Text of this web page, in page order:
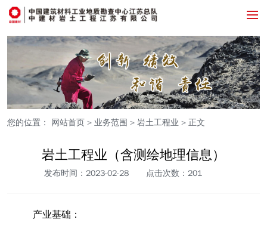
您的位置： 网站首页 > 业务范围 > 岩土工程业 > 正文
岩土工程业（含测绘地理信息）
发布时间：2023-02-28 点击次数： 201
产业基础：